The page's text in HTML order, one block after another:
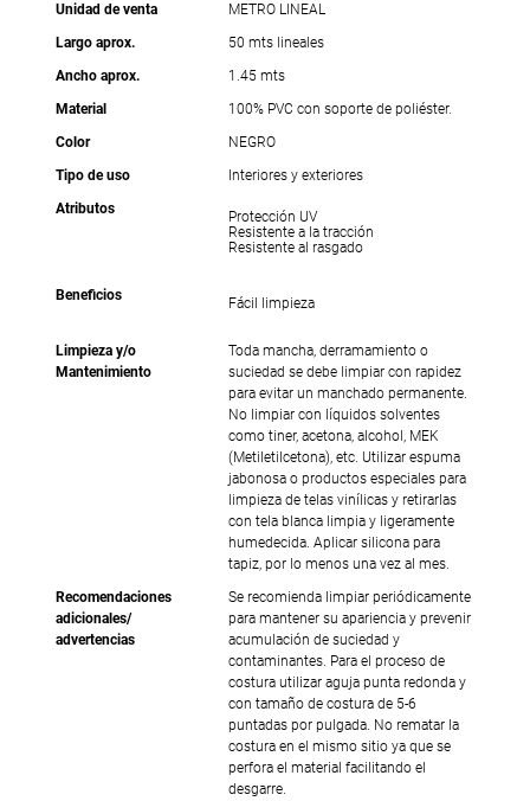
Unidad de venta
METRO LINEAL
Largo aprox.
50 mts lineales
Ancho aprox.
1.45 mts
Material
100% PVC con soporte de poliéster.
Color
NEGRO
Tipo de uso
Interiores y exteriores
Atributos
Protección UV
Resistente a la tracción
Resistente al rasgado
Beneficios Fácil limpieza
Limpieza y/o
Mantenimiento
Toda mancha, derramamiento o
suciedad se debe limpiar con rapidez
para evitar un manchado permanente.
No limpiar con líquidos solventes
como tiner, acetona, alcohol, MEK
(Metiletilcetona), etc. Utilizar espuma
jabonosa o productos especiales para
limpieza de telas vinílicas y retirarlas
con tela blanca limpia y ligeramente
humedecida. Aplicar silicona para
tapiz, por lo menos una vez al mes.
Recomendaciones
adicionales/
advertencias
Se recomienda limpiar periódicamente
para mantener su apariencia y prevenir
acumulación de suciedad y
contaminantes. Para el proceso de
costura utilizar aguja punta redonda y
con tamaño de costura de 5-6
puntadas por pulgada. No rematar la
costura en el mismo sitio ya que se
perfora el material facilitando el
desgarre.